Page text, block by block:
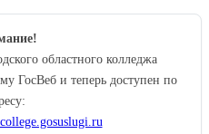
областного колледжа
ГосВеб и теперь доступен по